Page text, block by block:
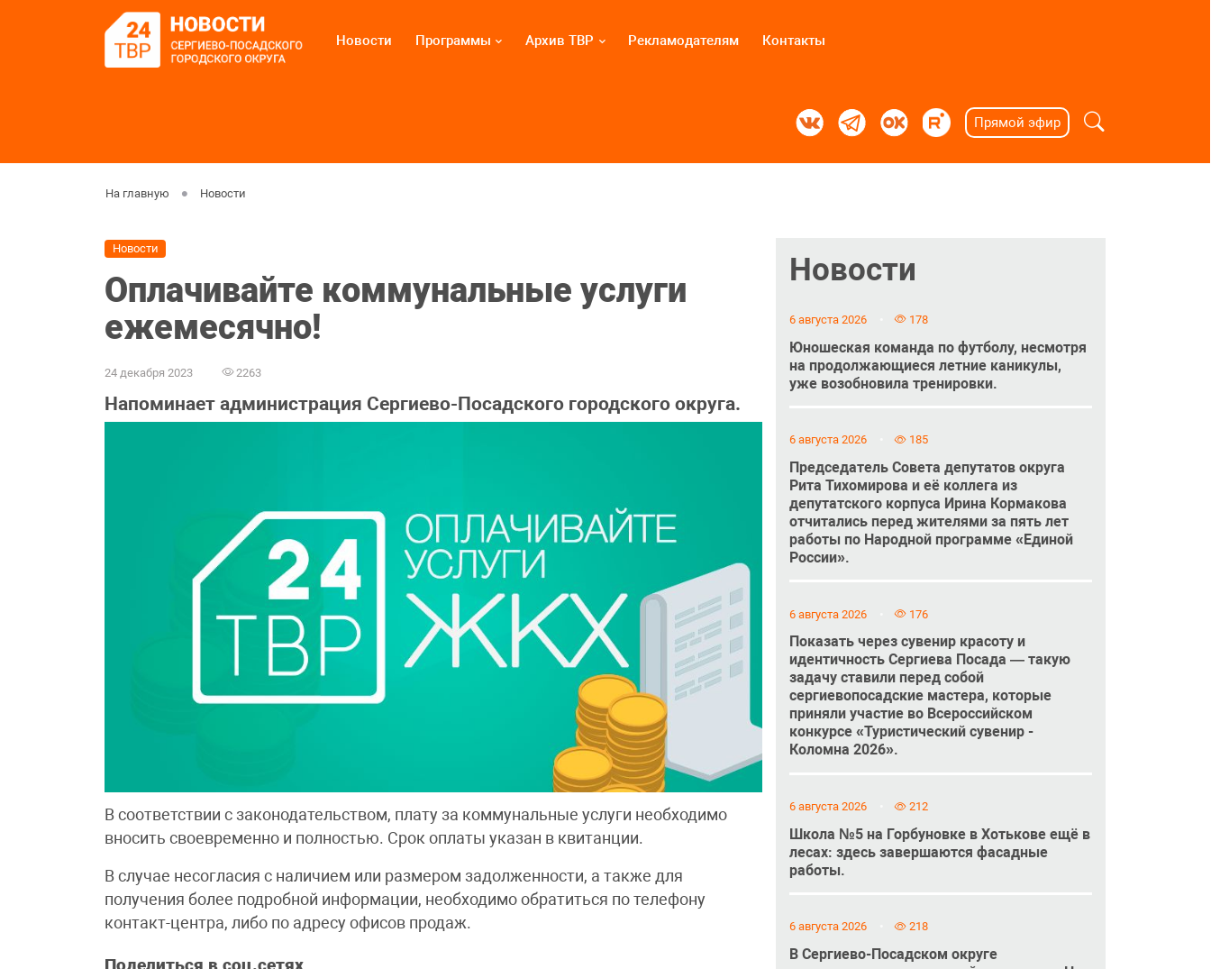
Новости Программы Архив ТВР Рекламодателям Контакты
Прямой эфир
На главную Новости
Новости
Оплачивайте коммунальные услуги
ежемесячно!
24 декабря 2023 2263
Напоминает администрация Сергиево-Посадского городского округа.
В соответствии с законодательством, плату за коммунальные услуги необходимо
вносить своевременно и полностью. Срок оплаты указан в квитанции.
В случае несогласия с наличием или размером задолженности, а также для
получения более подробной информации, необходимо обратиться по телефону
контакт-центра, либо по адресу офисов продаж.
Новости
6 августа 2026 178
Юношеская команда по футболу, несмотря
на продолжающиеся летние каникулы,
уже возобновила тренировки.
6 августа 2026 185
Председатель Совета депутатов округа
Рита Тихомирова и её коллега из
депутатского корпуса Ирина Кормакова
отчитались перед жителями за пять лет
работы по Народной программе «Единой
России».
6 августа 2026 176
Показать через сувенир красоту и
идентичность Сергиева Посада — такую
задачу ставили перед собой
сергиевопосадские мастера, которые
приняли участие во Всероссийском
конкурсе «Туристический сувенир -
Коломна 2026».
6 августа 2026 212
Школа №5 на Горбуновке в Хотькове ещё в
лесах: здесь завершаются фасадные
работы.
6 августа 2026 218
В Сергиево-Посадском округе